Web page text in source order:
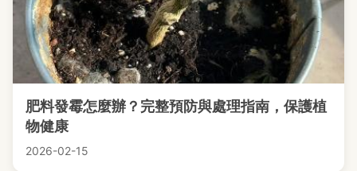
肥料發霉怎麼辦？完整預防與處理指南，保護植
物健康
2026-02-15